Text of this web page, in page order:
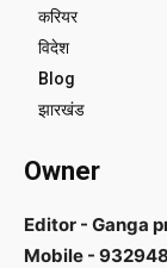
करियर
विदेश
Blog
झारखंड
Owner
Editor - Ganga
Mobile -